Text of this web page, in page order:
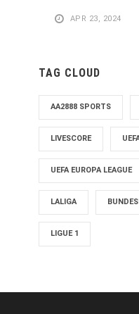
APR 23, 2024
TAG CLOUD
AA2888 SPORTS
LIVESCORE
UEFA EUROPA LEAGUE
LALIGA
LIGUE 1